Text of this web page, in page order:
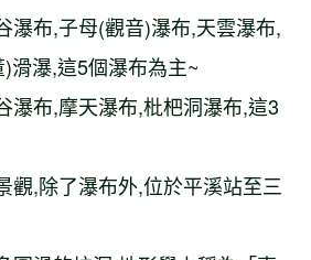
瀑布,子母(觀音)瀑布,天雲瀑布,
滑瀑,這5個瀑布為主~
瀑布,摩天瀑布,枇杷洞瀑布,這3
觀,除了瀑布外,位於平溪站至三